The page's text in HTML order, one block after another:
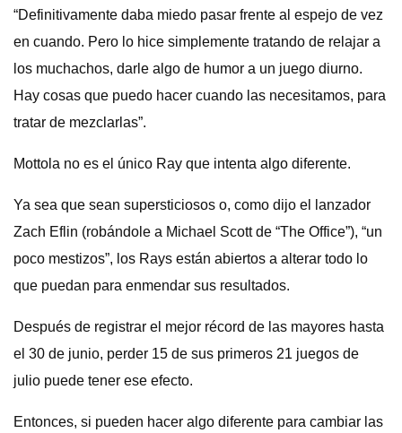
“Definitivamente daba miedo pasar frente al espejo de vez
en cuando. Pero lo hice simplemente tratando de relajar a
los muchachos, darle algo de humor a un juego diurno.
Hay cosas que puedo hacer cuando las necesitamos, para
tratar de mezclarlas”.
Mottola no es el único Ray que intenta algo diferente.
Ya sea que sean supersticiosos o, como dijo el lanzador
Zach Eflin (robándole a Michael Scott de “The Office”), “un
poco mestizos”, los Rays están abiertos a alterar todo lo
que puedan para enmendar sus resultados.
Después de registrar el mejor récord de las mayores hasta
el 30 de junio, perder 15 de sus primeros 21 juegos de
julio puede tener ese efecto.
Entonces, si pueden hacer algo diferente para cambiar las